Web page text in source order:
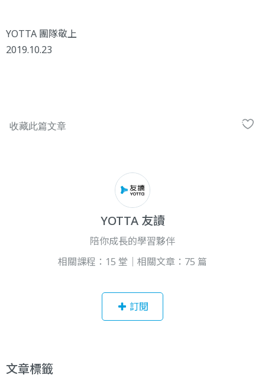
YOTTA 團隊敬上
2019.10.23
YOTTA 友讀
陪你成長的學習夥伴
相關課程：15 堂｜相關文章：75 篇
訂閱
文章標籤